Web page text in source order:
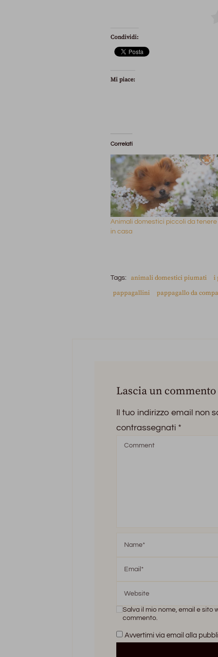
Condividi:
Mi piace:
Correlati
Animali domestici piccoli da tenere
in casa
Tags: animali domestici piumati i
pappagallini
pappagallo da
Lascia un commento
Il tuo indirizzo email non
contrassegnati *
Salva il mio nome, email e sito
commento.
Avvertimi via email alla